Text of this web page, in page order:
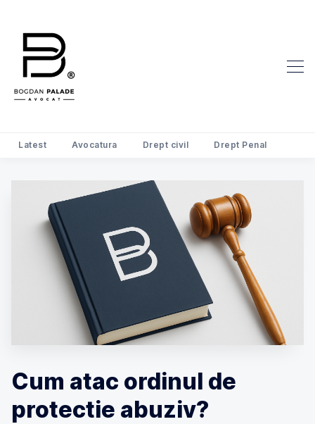
Search Avocat Bogdan
Latest Avocatura Drept civil Drept Penal
Cum atac ordinul de
protectie abuziv?